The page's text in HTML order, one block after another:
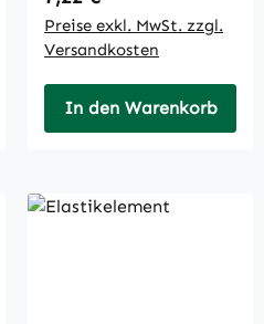
Preise exkl. MwSt. zzgl.
Versandkosten
In den Warenkorb